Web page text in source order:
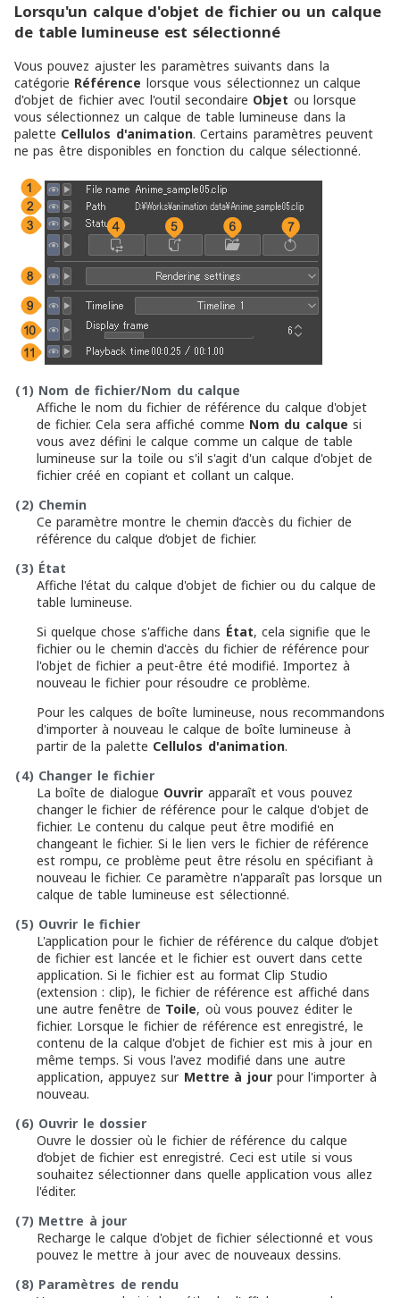
Lorsqu'un calque d'objet de fichier ou un calque
de table lumineuse est sélectionné
Vous pouvez ajuster les paramètres suivants dans la
catégorie Référence lorsque vous sélectionnez un calque
d'objet de fichier avec l'outil secondaire Objet ou lorsque
vous sélectionnez un calque de table lumineuse dans la
palette Cellulos d'animation. Certains paramètres peuvent
ne pas être disponibles en fonction du calque sélectionné.
(1) Nom de fichier/Nom du calque
Affiche le nom du fichier de référence du calque d'objet
de fichier. Cela sera affiché comme Nom du calque si
vous avez défini le calque comme un calque de table
lumineuse sur la toile ou s'il s'agit d'un calque d'objet de
fichier créé en copiant et collant un calque.
(2) Chemin
Ce paramètre montre le chemin d‘accès du fichier de
référence du calque d‘objet de fichier.
(3) État
Affiche l'état du calque d'objet de fichier ou du calque de
table lumineuse.
Si quelque chose s'affiche dans État, cela signifie que le
fichier ou le chemin d'accès du fichier de référence pour
l'objet de fichier a peut-être été modifié. Importez à
nouveau le fichier pour résoudre ce problème.
Pour les calques de boîte lumineuse, nous recommandons
d'importer à nouveau le calque de boîte lumineuse à
partir de la palette Cellulos d'animation.
(4) Changer le fichier
La boîte de dialogue Ouvrir apparaît et vous pouvez
changer le fichier de référence pour le calque d'objet de
fichier. Le contenu du calque peut être modifié en
changeant le fichier. Si le lien vers le fichier de référence
est rompu, ce problème peut être résolu en spécifiant à
nouveau le fichier. Ce paramètre n'apparaît pas lorsque un
calque de table lumineuse est sélectionné.
(5) Ouvrir le fichier
L'application pour le fichier de référence du calque d‘objet
de fichier est lancée et le fichier est ouvert dans cette
application. Si le fichier est au format Clip Studio
(extension : clip), le fichier de référence est affiché dans
une autre fenêtre de Toile, où vous pouvez éditer le
fichier. Lorsque le fichier de référence est enregistré, le
contenu de la calque d'objet de fichier est mis à jour en
même temps. Si vous l'avez modifié dans une autre
application, appuyez sur Mettre à jourpour l'importer à
nouveau.
(6) Ouvrir le dossier
Ouvre le dossier où le fichier de référence du calque
d‘objet de fichier est enregistré. Ceci est utile si vous
souhaitez sélectionner dans quelle application vous allez
l'éditer.
(7) Mettre à jour
Recharge le calque d'objet de fichier sélectionné et vous
pouvez le mettre à jour avec de nouveaux dessins.
(8) Paramètres de rendu